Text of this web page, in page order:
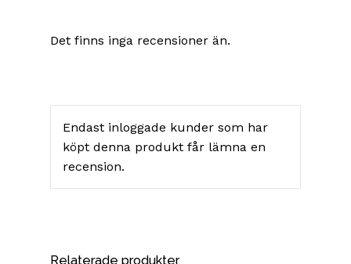
Det finns inga recensioner än.
Endast inloggade kunder som har
köpt denna produkt får lämna en
recension.
Relaterade produkter